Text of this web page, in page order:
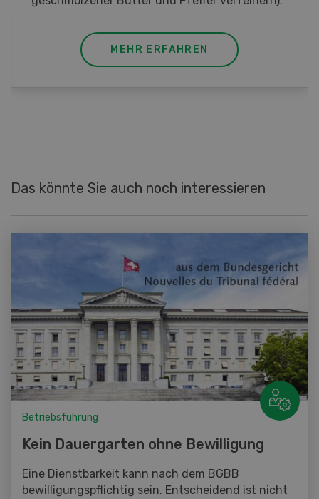
MEHR ERFAHREN
Das könnte Sie auch noch interessieren
Betriebsführung
Kein Dauergarten ohne Bewilligung
Eine Dienstbarkeit kann nach dem BGBB
bewilligungspflichtig sein. Entscheidend ist nicht